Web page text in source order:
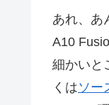
あれ、あ
A10
細かいと
くはソー